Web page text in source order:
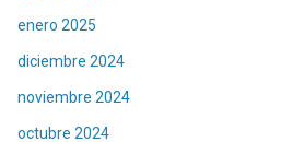
enero 2025
diciembre 2024
noviembre 2024
octubre 2024